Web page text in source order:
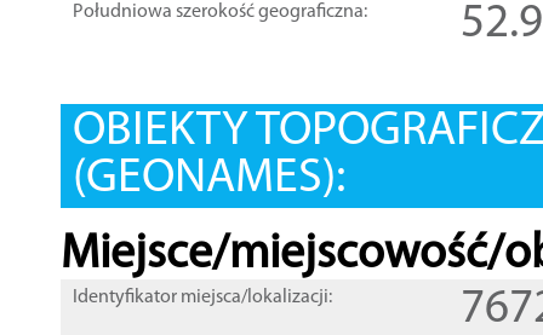
Południowa szerokość geograficzna:
OBIEKTY
(GEONAMES):
Miejsce/miejscowość/
Identyfikator miejsca/lokalizacji: